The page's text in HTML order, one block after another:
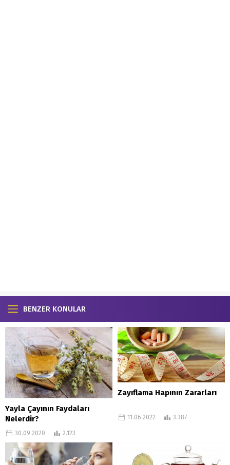
BENZER KONULAR
Yayla Çayının Faydaları
Nelerdir?
30.09.2020 2.123
Zayıflama Hapının Zararları
11.06.2022 3.387